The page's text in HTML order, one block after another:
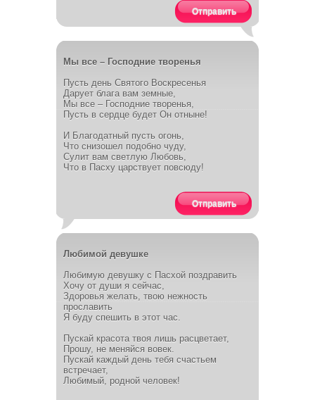
Отправить
Мы все – Господние творенья
Пусть день Святого Воскресенья
Дарует блага вам земные,
Мы все – Господние творенья,
Пусть в сердце будет Он отныне!
И Благодатный пусть огонь,
Что снизошел подобно чуду,
Сулит вам светлую Любовь,
Что в Пасху царствует повсюду!
Отправить
Любимой девушке
Любимую девушку с Пасхой поздравить
Хочу от души я сейчас,
Здоровья желать, твою нежность
прославить
Я буду спешить в этот час.
Пускай красота твоя лишь расцветает,
Прошу, не меняйся вовек.
Пускай каждый день тебя счастьем
встречает,
Любимый, родной человек!